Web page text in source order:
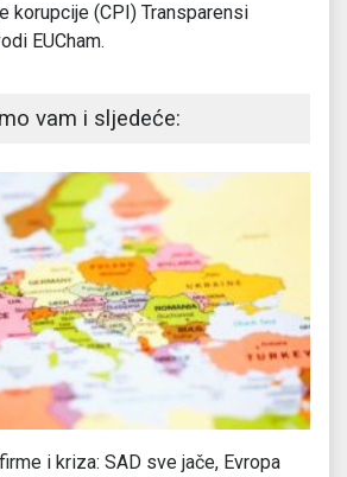
korupcije (CPI) Transparensi
EUCham.
vam i sljedeće:
i kriza: SAD sve jače, Evropa